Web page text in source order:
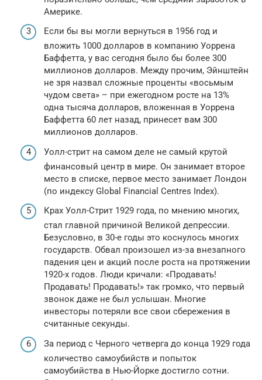
Америке.
Если бы вы могли вернуться в 1956 год и
вложить 1000 долларов в компанию Уоррена
Баффетта, у вас сегодня было бы более 300
миллионов долларов. Между прочим, Эйнштейн
не зря назвал сложные проценты «восьмым
чудом света» – при ежегодном росте на 13%
одна тысяча долларов, вложенная в Уоррена
Баффетта 60 лет назад, принесет вам 300
миллионов долларов.
Уолл-стрит на самом деле не самый крутой
финансовый центр в мире. Он занимает второе
место в списке, первое место занимает Лондон
(по индексу Global Financial Centres Index).
Крах Уолл-Стрит 1929 года, по мнению многих,
стал главной причиной Великой депрессии.
Безусловно, в 30-е годы это коснулось многих
государств. Обвал произошел из-за внезапного
падения цен и акций после роста на протяжении
1920-х годов. Люди кричали: «Продавать!
Продавать! Продавать!» так громко, что первый
звонок даже не был услышан. Многие
инвесторы потеряли все свои сбережения в
считанные секунды.
За период с Черного четверга до конца 1929 года
количество самоубийств и попыток
самоубийства в Нью-Йорке достигло сотни.